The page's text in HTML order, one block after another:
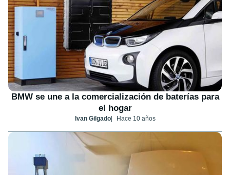
BMW se une a la comercialización de baterías para
el hogar
Ivan Gilgado Hace 10 años